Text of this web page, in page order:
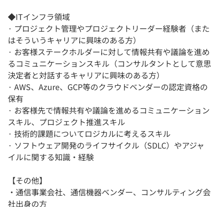
◆ITインフラ領域
· プロジェクト管理やプロジェクトリーダー経験者（また
はそういうキャリアに興味のある方）
· お客様ステークホルダーに対して情報共有や議論を進め
るコミュニケーションスキル（コンサルタントとして意思
決定者と対話するキャリアに興味のある方）
· AWS、Azure、GCP等のクラウドベンダーの認定資格の
保有
· お客様先で情報共有や議論を進めるコミュニケーション
スキル、プロジェクト推進スキル
· 技術的課題についてロジカルに考えるスキル
· ソフトウェア開発のライフサイクル（SDLC）やアジャ
イルに関する知識・経験
【その他】
・通信事業会社、通信機器ベンダー、コンサルティング会
社出身の方